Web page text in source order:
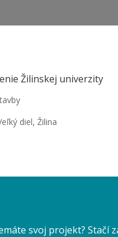
Žilinskej univerzity
diel, Žilina
svoj projekt? Stačí